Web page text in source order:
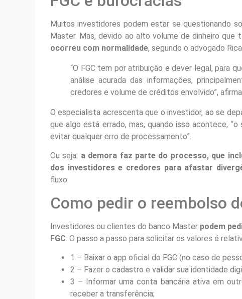
Muitos investidores podem estar se questionando
Master. Mas, devido ao alto volume de dinheiro que
ocorreu com normalidade, segundo o advogado
“O FGC tem por atribuição e dever legal, para
análise acurada das informações,
credores e volume de créditos envolvido”,
O especialista acrescenta que o investidor, ao se
que algo está errado, mas, quando isso acontece,
evitar qualquer erro de processamento”.
Ou seja: a demora faz parte do processo, que
dos investidores e credores para afastar
fluxo.
Como pedir o reembolso
Investidores ou clientes do banco Master podem
FGC . O passo a passo para solicitar os valores é
1 – Baixar o app oficial do FGC (no caso de
2 – Fazer o cadastro e validar sua identidade
3 – Informar uma conta bancária ativa em
receber a transferência;